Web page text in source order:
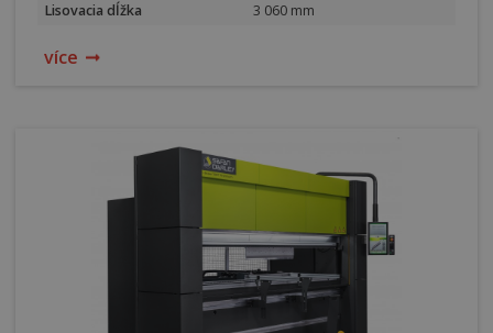
Lisovacia dĺžka
3 060 mm
více